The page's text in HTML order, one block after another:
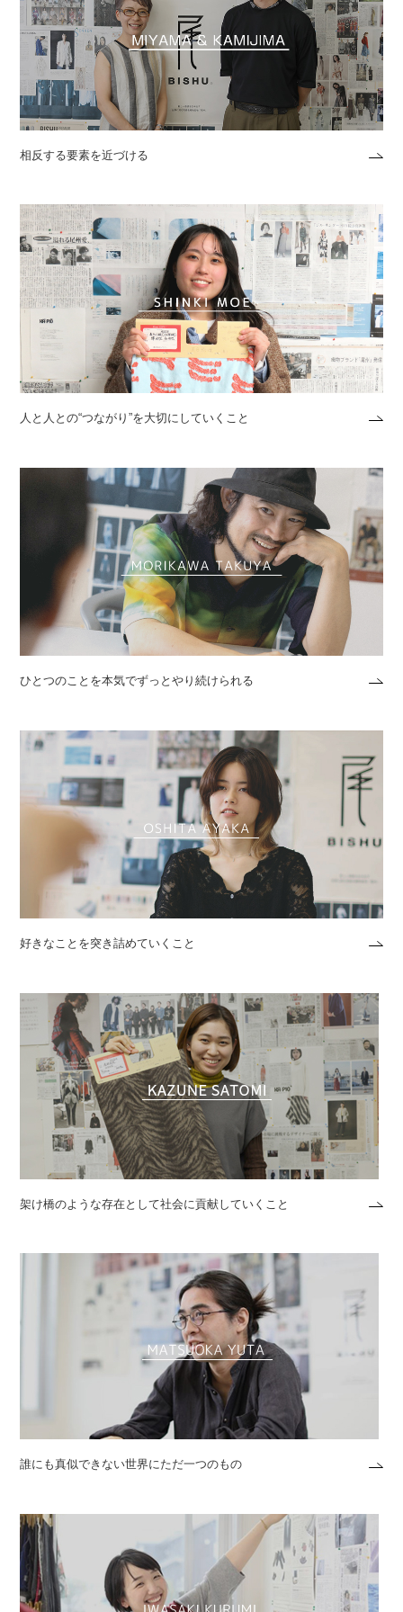
相反する要素を近づける
人と人との“つながり”を大切にしていくこと
ひとつのことを本気でずっとやり続けられる
好きなことを突き詰めていくこと
架け橋のような存在として社会に貢献していくこと
誰にも真似できない世界にただ一つのもの